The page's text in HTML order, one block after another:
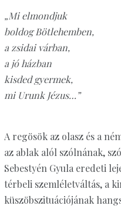
„Mi elmondjuk
boldog Bötlehemben,
a zsidai várban,
a jó házban
kisded gyermek,
mi Urunk Jézus…”
A regösök az olasz és a
az ablak alól szólnának,
Sebestyén Gyula eredeti
térbeli szemléletváltás, a
küszöbszituációjának